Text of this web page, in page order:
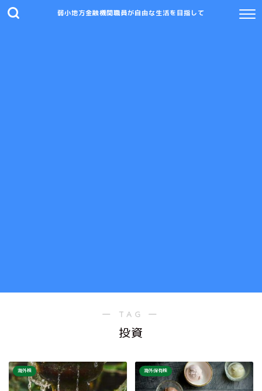
弱小地方金融機関職員が自由な生活を目指して
― TAG ―
投資
海外株 海外保有株